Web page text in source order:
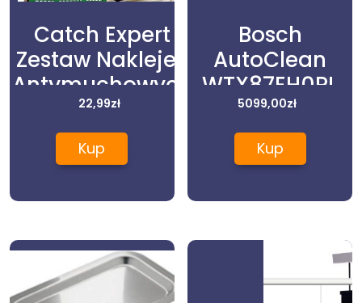
Catch Expert
Zestaw Naklejek
Antymuchowych
Prosty/Skuteczny
2×6
22,99zł
Kup
Bosch
AutoClean
WTX87EH0PL
5099,00zł
Kup